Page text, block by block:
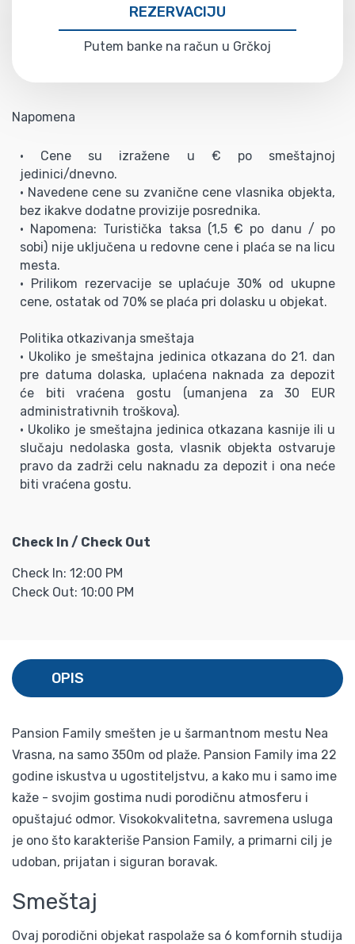
REZERVACIJU
Putem banke na račun u Grčkoj
Napomena
• Cene su izražene u € po smeštajnoj
jedinici/dnevno.
• Navedene cene su zvanične cene vlasnika objekta,
bez ikakve dodatne provizije posrednika.
• Napomena: Turistička taksa (1,5 € po danu / po
sobi) nije uključena u redovne cene i plaća se na licu
mesta.
• Prilikom rezervacije se uplaćuje 30% od ukupne
cene, ostatak od 70% se plaća pri dolasku u objekat.
Politika otkazivanja smeštaja
• Ukoliko je smeštajna jedinica otkazana do 21. dan
pre datuma dolaska, uplaćena naknada za depozit
će biti vraćena gostu (umanjena za 30 EUR
administrativnih troškova).
• Ukoliko je smeštajna jedinica otkazana kasnije ili u
slučaju nedolaska gosta, vlasnik objekta ostvaruje
pravo da zadrži celu naknadu za depozit i ona neće
biti vraćena gostu.
Check In / Check Out
Check In: 12:00 PM
Check Out: 10:00 PM
OPIS
Pansion Family smešten je u šarmantnom mestu Nea
Vrasna, na samo 350m od plaže. Pansion Family ima 22
godine iskustva u ugostiteljstvu, a kako mu i samo ime
kaže - svojim gostima nudi porodičnu atmosferu i
opuštajuć odmor. Visokokvalitetna, savremena usluga
je ono što karakteriše Pansion Family, a primarni cilj je
udoban, prijatan i siguran boravak.
Smeštaj
Ovaj porodični objekat raspolaže sa 6 komfornih studija